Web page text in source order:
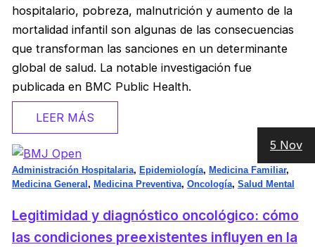
hospitalario, pobreza, malnutrición y aumento de la
mortalidad infantil son algunas de las consecuencias
que transforman las sanciones en un determinante
global de salud. La notable investigación fue
publicada en BMC Public Health.
LEER MÁS
5 Nov
Administración Hospitalaria, Epidemiología, Medicina Familiar,
Medicina General , Medicina Preventiva, Oncología, Salud Mental
Legitimidad y diagnóstico oncológico: cómo
las condiciones preexistentes influyen en la